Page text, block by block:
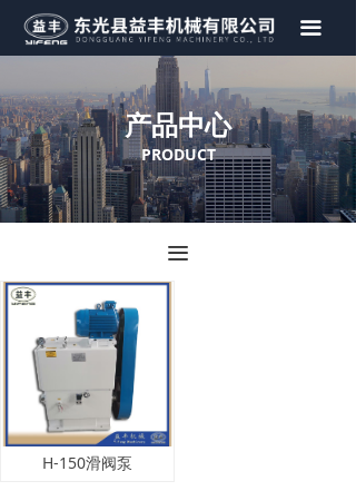
끀
首页
产品中心
视频展示
新闻资讯
联系我们
产品中心
PRODUCT
끀
H-150滑阀泵